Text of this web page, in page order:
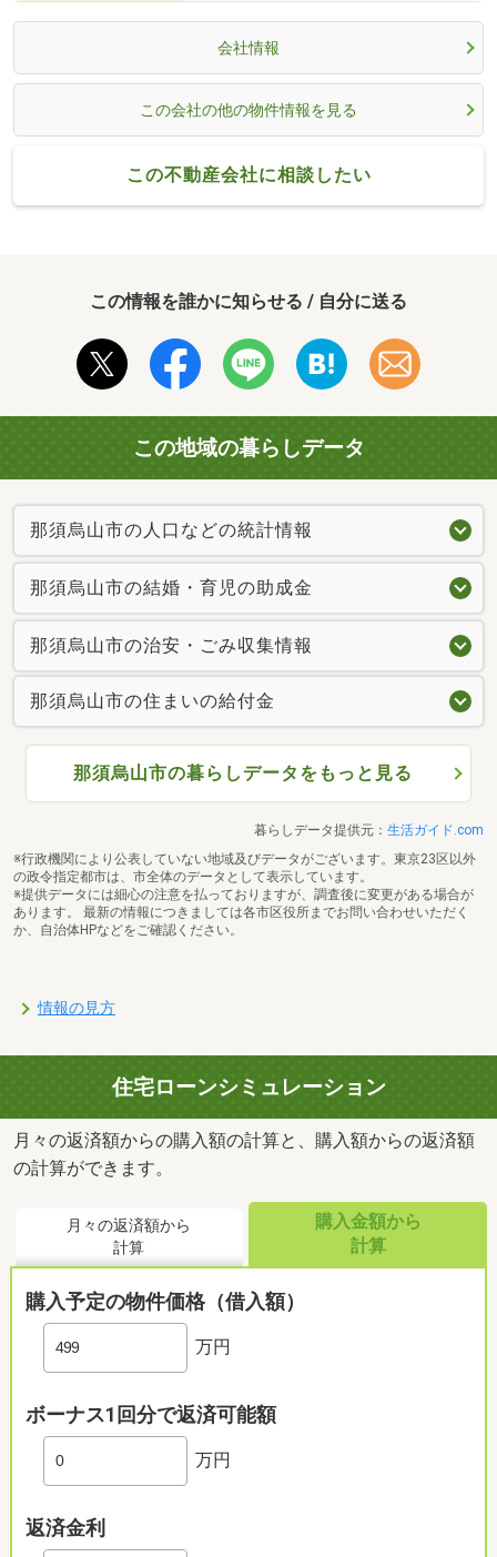
会社情報
この会社の他の物件情報を見る
この不動産会社に相談したい
この情報を誰かに知らせる / 自分に送る
この地域の暮らしデータ
那須烏山市の人口などの統計情報
那須烏山市の結婚・育児の助成金
那須烏山市の治安・ごみ収集情報
那須烏山市の住まいの給付金
那須烏山市の暮らしデータをもっと見る
暮らしデータ提供元： 生活ガイド.com
※行政機関により公表していない地域及びデータがございます。東京23区以外
の政令指定都市は、市全体のデータとして表示しています。
※提供データには細心の注意を払っておりますが、調査後に変更がある場合が
あります。 最新の情報につきましては各市区役所までお問い合わせいただく
か、自治体HPなどをご確認ください。
情報の見方
住宅ローンシミュレーション
月々の返済額からの購入額の計算と、購入額からの返済額
の計算ができます。
月々の返済額から
計算
購入金額から
計算
購入予定の物件価格（借入額）
万円
ボーナス1回分で返済可能額
万円
返済金利